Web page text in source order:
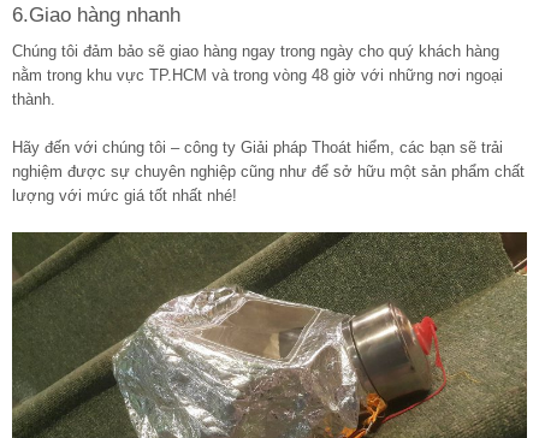
6.Giao hàng nhanh
Chúng tôi đảm bảo sẽ giao hàng ngay trong ngày cho quý khách hàng
nằm trong khu vực TP.HCM và trong vòng 48 giờ với những nơi ngoại
thành.
Hãy đến với chúng tôi – công ty Giải pháp Thoát hiểm, các bạn sẽ trải
nghiệm được sự chuyên nghiệp cũng như để sở hữu một sản phẩm chất
lượng với mức giá tốt nhất nhé!